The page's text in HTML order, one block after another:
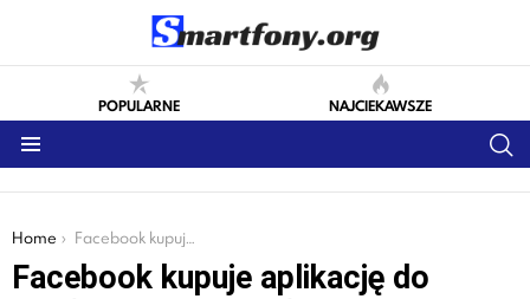
POPULARNE NAJCIEKAWSZE
You are here:
Home Facebook kupuje aplikację do zamiany twarzy na żywo
Facebook kupuje aplikację do